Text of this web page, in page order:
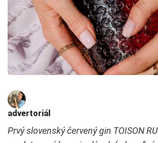
advertoriál
Prvý slovenský červený gin TOISON